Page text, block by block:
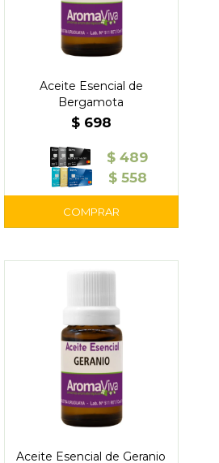
Aceite Esencial de
Bergamota
$ 698
$ 489
$ 558
Aceite Esencial de Geranio